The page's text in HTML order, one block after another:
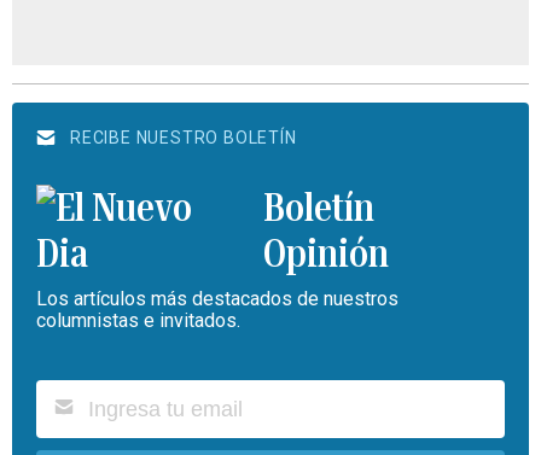
RECIBE NUESTRO BOLETÍN
Boletín
Opinión
Los artículos más destacados de nuestros
columnistas e invitados.